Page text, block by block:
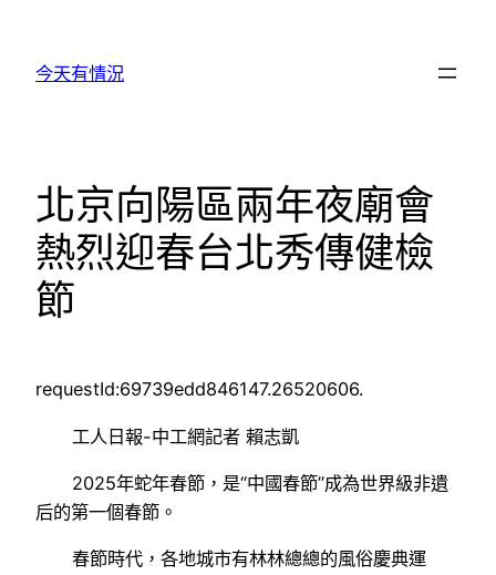
今天有情況
北京向陽區兩年夜廟會
熱烈迎春台北秀傳健檢
節
requestId:69739edd846147.26520606.
工人日報-中工網記者 賴志凱
2025年蛇年春節，是“中國春節”成為世界級非遺
后的第一個春節。
春節時代，各地城市有林林總總的風俗慶典運